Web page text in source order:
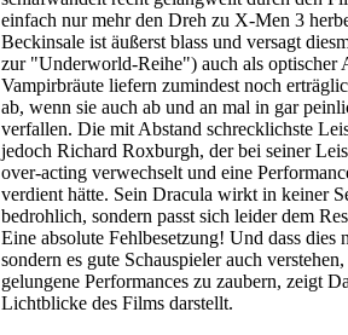
einfach nur mehr den Dreh zu X-Men 3
Beckinsale ist äußerst blass und versagt
zur "Underworld-Reihe") auch als optischer
Vampirbräute liefern zumindest noch
ab, wenn sie auch ab und an mal in gar
verfallen. Die mit Abstand schrecklichste
jedoch Richard Roxburgh, der bei seiner
over-acting verwechselt und eine
verdient hätte. Sein Dracula wirkt in keiner
bedrohlich, sondern passt sich leider dem
Eine absolute Fehlbesetzung! Und dass
sondern es gute Schauspieler auch
gelungene Performances zu zaubern, zeigt
Lichtblicke des Films darstellt.